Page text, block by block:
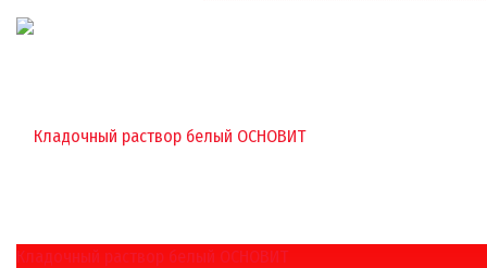
Кладочный раствор белый ОСНОВИТ